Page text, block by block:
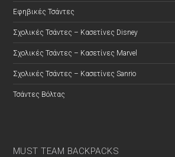
Εφηβικές Τσάντες
Σχολικές Τσάντες – Κασετίνες Disney
Σχολικές Τσάντες – Κασετίνες Marvel
Σχολικές Τσάντες – Κασετίνες Sanrio
Τσάντες Βόλτας
MUST TEAM BACKPACKS